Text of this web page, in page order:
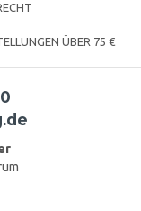
ÜBER 75 €